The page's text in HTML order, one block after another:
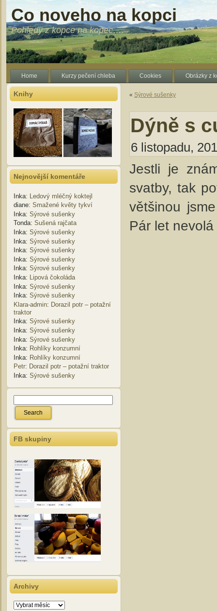
Co noveho na kopci
Pohledy z kopce na kopec….
Home Kurzy pečení chleba Cookies Obrázky z
Knihy
Nejnovější komentáře
Inka: Ledový mléčný koktejl
diane: Smažené květy tykví
Inka: Sýrové sušenky
Tonda: Sušená rajčata
Inka: Sýrové sušenky
Inka: Sýrové sušenky
Inka: Sýrové sušenky
Inka: Sýrové sušenky
Inka: Sýrové sušenky
Inka:
Lipová čokoláda
Inka: Sýrové sušenky
Inka: Sýrové sušenky
Klara-admin: Dorazil potr – potažní
traktor
Inka: Sýrové sušenky
Inka: Sýrové sušenky
Inka: Sýrové sušenky
Inka: Rohlíky konzumní
Inka: Rohlíky konzumní
Petr: Dorazil potr – potažní traktor
Inka: Sýrové sušenky
FB skupiny
Archivy
Archivy
« Sýrové sušenky
Dýně s
6 listopadu,
Jestli je
svatby, tak
většinou
Pár let